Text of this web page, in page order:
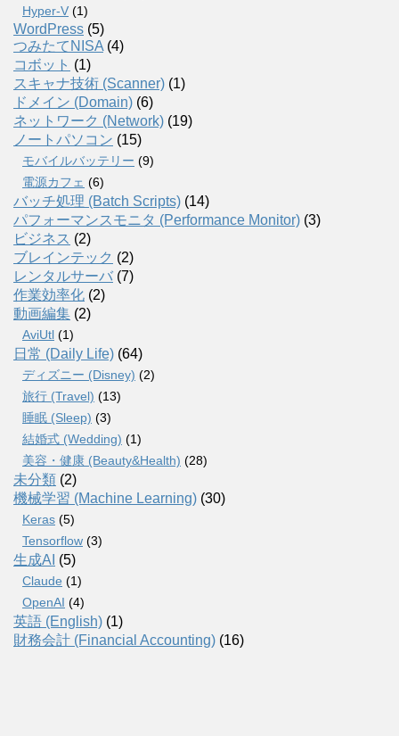
Hyper-V (1)
WordPress (5)
つみたてNISA (4)
コボット (1)
スキャナ技術 (Scanner) (1)
ドメイン (Domain) (6)
ネットワーク (Network) (19)
ノートパソコン (15)
モバイルバッテリー (9)
電源カフェ (6)
バッチ処理 (Batch Scripts) (14)
パフォーマンスモニタ (Performance Monitor) (3)
ビジネス (2)
ブレインテック (2)
レンタルサーバ (7)
作業効率化 (2)
動画編集 (2)
AviUtl (1)
日常 (Daily Life) (64)
ディズニー (Disney) (2)
旅行 (Travel) (13)
睡眠 (Sleep) (3)
結婚式 (Wedding) (1)
美容・健康 (Beauty&Health) (28)
未分類 (2)
機械学習 (Machine Learning) (30)
Keras (5)
Tensorflow (3)
生成AI (5)
Claude (1)
OpenAI (4)
英語 (English) (1)
財務会計 (Financial Accounting) (16)